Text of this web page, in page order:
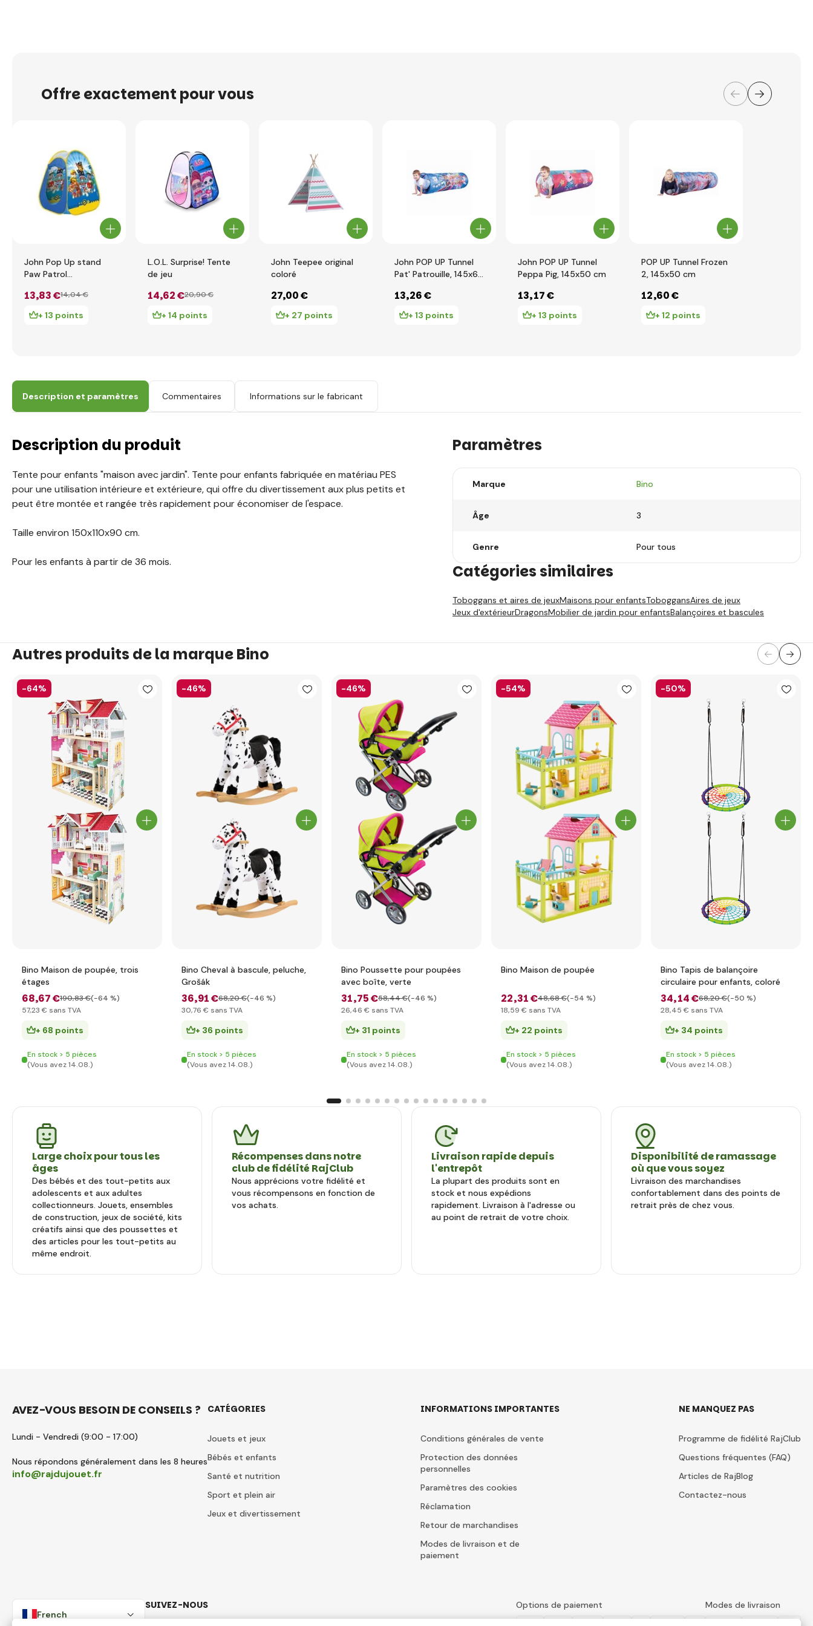
Offre exactement pour vous
John Pop Up stand
Paw Patrol
13,83 €14,04 €
+ 13 points
L.O.L. Surprise! Tente
de jeu
14,62 €20,90 €
+ 14 points
John Teepee original
coloré
27,00 €
+ 27 points
John POP UP Tunnel
Pat' Patrouille, 145x60
13,26 €
+ 13 points
John POP UP Tunnel
Peppa Pig, 145x50 cm
13,17 €
+ 13 points
POP UP Tunnel Frozen
2, 145x50 cm
12,60 €
+ 12 points
Description et paramètres Commentaires Informations sur le fabricant
Description du produit
Tente pour enfants "maison avec jardin". Tente pour enfants fabriquée en matériau PES
pour une utilisation intérieure et extérieure, qui offre du divertissement aux plus petits et
peut être montée et rangée très rapidement pour économiser de l'espace.
Taille environ 150x110x90 cm.
Pour les enfants à partir de 36 mois.
Paramètres
Marque Bino
Âge 3
Genre Pour tous
Catégories similaires
Toboggans et aires de jeuxMaisons pour enfantsToboggansAires de jeux
Jeux d'extérieurDragonsMobilier de jardin pour enfantsBalançoires et bascules
Autres produits de la marque Bino
-64%
Bino Maison de poupée, trois
étages
68,67 €190,83 €(-64 %)
57,23 € sans TVA
+ 68 points
En stock > 5 pièces
(Vous avez 14.08.)
-46%
Bino Cheval à bascule, peluche,
Grošák
36,91 €68,20 €(-46 %)
30,76 € sans TVA
+ 36 points
En stock > 5 pièces
(Vous avez 14.08.)
-46%
Bino Poussette pour poupées
avec boîte, verte
31,75 €58,44 €(-46 %)
26,46 € sans TVA
+ 31 points
En stock > 5 pièces
(Vous avez 14.08.)
-54%
Bino Maison de poupée
22,31 €48,68 €(-54 %)
18,59 € sans TVA
+ 22 points
En stock > 5 pièces
(Vous avez 14.08.)
-50%
Bino Tapis de balançoire
circulaire pour enfants, coloré
34,14 €68,20 €(-50 %)
28,45 € sans TVA
+ 34 points
En stock > 5 pièces
(Vous avez 14.08.)
Large choix pour tous les
âges
Des bébés et des tout-petits aux
adolescents et aux adultes
collectionneurs. Jouets, ensembles
de construction, jeux de société, kits
créatifs ainsi que des poussettes et
des articles pour les tout-petits au
même endroit.
Récompenses dans notre
club de fidélité RajClub
Nous apprécions votre fidélité et
vous récompensons en fonction de
vos achats.
Livraison rapide depuis
l'entrepôt
La plupart des produits sont en
stock et nous expédions
rapidement. Livraison à l'adresse ou
au point de retrait de votre choix.
Disponibilité de ramassage
où que vous soyez
Livraison des marchandises
confortablement dans des points de
retrait près de chez vous.
AVEZ-VOUS BESOIN DE CONSEILS ?
Lundi - Vendredi (9:00 - 17:00)
Nous répondons généralement dans les 8 heures
info@rajdujouet.fr
CATÉGORIES
Jouets et jeux
Bébés et enfants
Santé et nutrition
Sport et plein air
Jeux et divertissement
INFORMATIONS IMPORTANTES
Conditions générales de vente
Protection des données
personnelles
Paramètres des cookies
Réclamation
Retour de marchandises
Modes de livraison et de
paiement
NE MANQUEZ PAS
Programme de fidélité RajClub
Questions fréquentes (FAQ)
Articles de RajBlog
Contactez-nous
French
SUIVEZ-NOUS Options de paiement Modes de livraison